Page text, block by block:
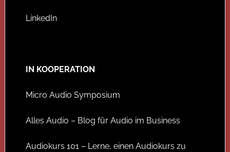
LinkedIn
IN KOOPERATION
Micro Audio Symposium
Alles Audio – Blog für Audio im Business
Audiokurs 101 – Lerne, einen Audiokurs zu